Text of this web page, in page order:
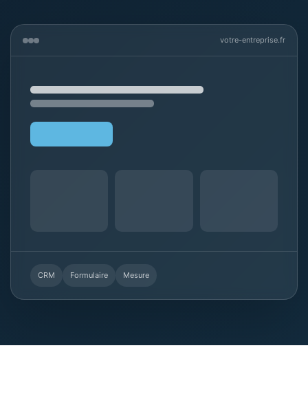
votre-entreprise.fr
CRM Formulaire Mesure